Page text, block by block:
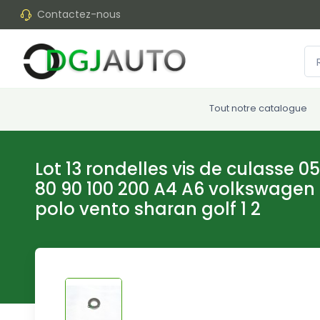
Contactez-nous
Tout notre catalogue
Lot 13 rondelles vis de culasse
80 90 100 200 A4 A6
polo vento sharan golf 1 2